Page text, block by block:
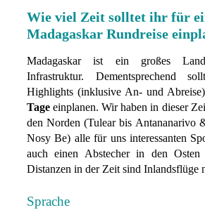
Wie viel Zeit solltet ihr für
Madagaskar Rundreise
Madagaskar ist ein großes
Infrastruktur. Dementsprechend
Highlights (inklusive An- und Abreise)
Tage einplanen. Wir haben in dieser
den Norden (Tulear bis Antananarivo
Nosy Be) alle für uns interessanten
auch einen Abstecher in den
Distanzen in der Zeit sind Inlandsflüge
Sprache